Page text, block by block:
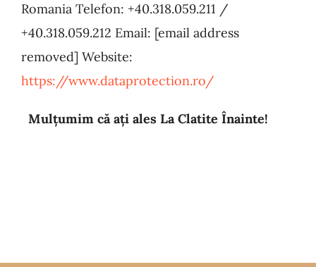
Romania Telefon: +40.318.059.211 /
+40.318.059.212 Email: [email address
removed] Website:
https://www.dataprotection.ro/
Mulțumim că ați ales La Clatite Înainte!